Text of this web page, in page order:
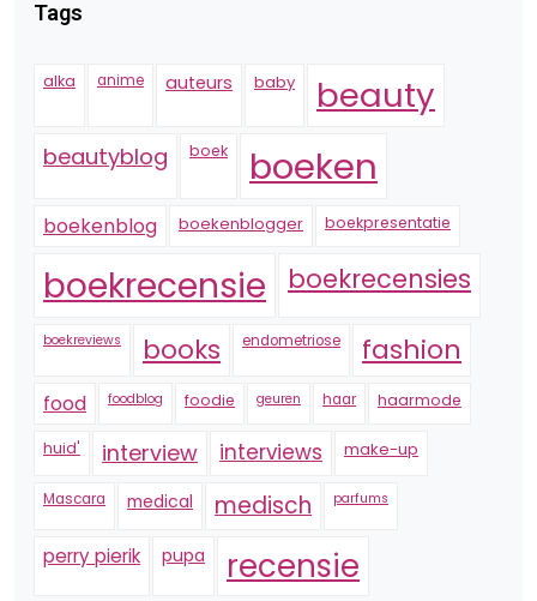
Tags
alka anime auteurs baby beauty
beautyblog boek boeken
boekenblog boekenblogger boekpresentatie
boekrecensie boekrecensies
boekreviews books endometriose fashion
food foodblog foodie geuren haar haarmode
huid' interview interviews make-up
Mascara medical medisch parfums
perry pierik pupa recensie